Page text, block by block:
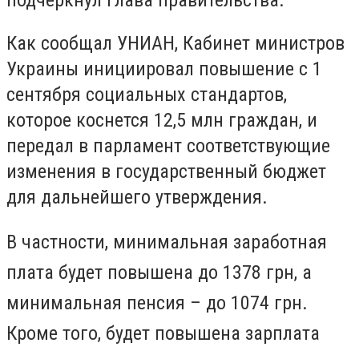
Как сообщал УНИАН, Кабинет министров
Украины инициировал повышение с 1
сентября социальных стандартов,
которое коснется 12,5 млн граждан, и
передал в парламент соответствующие
изменения в государственный бюджет
для дальнейшего утверждения.
В частности, минимальная заработная
плата будет повышена до 1378 грн, а
минимальная пенсия – до 1074 грн.
Кроме того, будет повышена зарплата